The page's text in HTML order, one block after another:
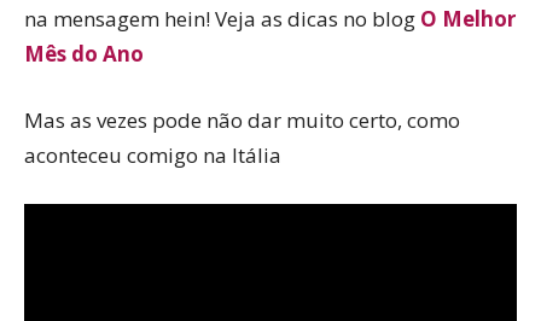
na mensagem hein! Veja as dicas no blog O Melhor
Mês do Ano
Mas as vezes pode não dar muito certo, como
aconteceu comigo na Itália